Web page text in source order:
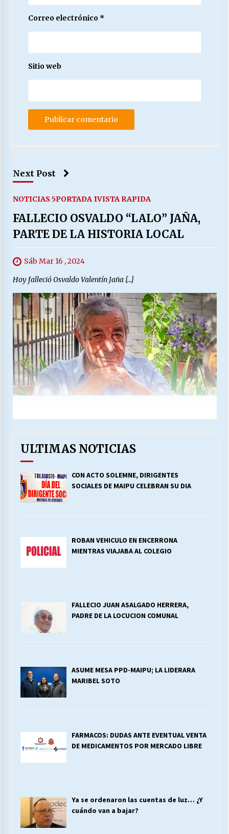
Correo electrónico *
Sitio web
Next Post
NOTICIAS 5PORTADA 1VISTA RAPIDA
FALLECIO OSVALDO “LALO” JAÑA,
PARTE DE LA HISTORIA LOCAL
Sáb Mar 16 , 2024
Hoy falleció Osvaldo Valentín Jaña […]
ULTIMAS NOTICIAS
CON ACTO SOLEMNE, DIRIGENTES
SOCIALES DE MAIPU CELEBRAN SU DIA
ROBAN VEHICULO EN ENCERRONA
MIENTRAS VIAJABA AL COLEGIO
FALLECIO JUAN ASALGADO HERRERA,
PADRE DE LA LOCUCION COMUNAL
ASUME MESA PPD-MAIPU; LA LIDERARA
MARIBEL SOTO
FARMACOS: DUDAS ANTE EVENTUAL VENTA
DE MEDICAMENTOS POR MERCADO LIBRE
Ya se ordenaron las cuentas de luz… ¿Y
cuándo van a bajar?